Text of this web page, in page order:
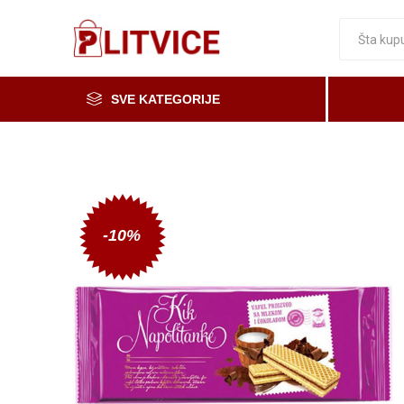
SVE KATEGORIJE
Voće i povrće
Mleko, mlečni proizvodi i jaja
Prerada od voća i povrća i med
Osnovne namirnice
Organska i zdrava hrana
-10%